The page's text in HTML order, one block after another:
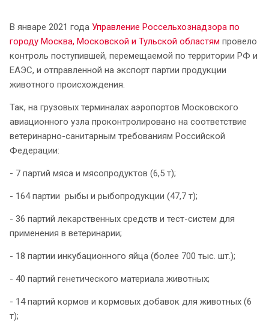
В январе 2021 года Управление Россельхознадзора по
городу Москва, Московской и Тульской областям провело
контроль поступившей, перемещаемой по территории РФ и
ЕАЭС, и отправленной на экспорт партии продукции
животного происхождения.
Так, на грузовых терминалах аэропортов Московского
авиационного узла проконтролировано на соответствие
ветеринарно-санитарным требованиям Российской
Федерации:
- 7 партий мяса и мясопродуктов (6,5 т);
- 164 партии рыбы и рыбопродукции (47,7 т);
- 36 партий лекарственных средств и тест-систем для
применения в ветеринарии;
- 18 партии инкубационного яйца (более 700 тыс. шт.);
- 40 партий генетического материала животных;
- 14 партий кормов и кормовых добавок для животных (6
т);